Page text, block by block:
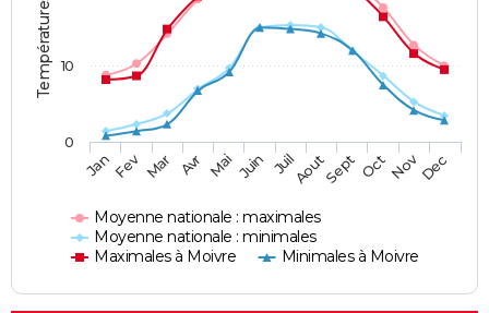
Moyenne nationale : maximales
Moyenne nationale : minimales
Maximales à Moivre
Minimales à Moivre
JanFev Mar Avr Mai Juin JuilAoutSept OctNovDec
0
10